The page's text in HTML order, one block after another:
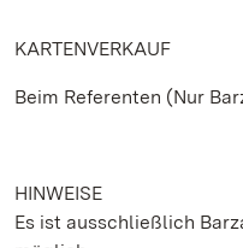
KARTENVERKAUF
Beim Referenten (Nur
HINWEISE
Es ist ausschließlich